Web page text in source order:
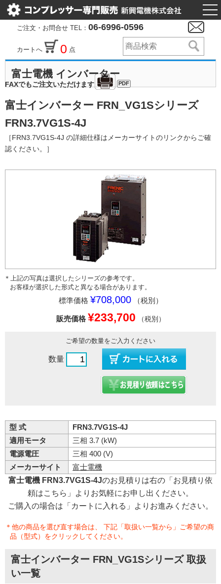
ご注文・お問合せ TEL： 06-6996-0596
カートへ 0 点
富士電機 インバーター
FAXでもご注文いただけます PDF
富士インバーター FRN_VG1Sシリーズ
FRN3.7VG1S-4J
［FRN3.7VG1S-4J の詳細仕様はメーカーサイトのリンクからご確
認ください。］
＊上記の写真は選択したシリーズの参考です。
お客様が選択した形式と異なる場合があります。
標準価格 ¥708,000 （税別）
販売価格 ¥233,700 （税別）
ご希望の数量をご入力ください
数量
型 式
FRN3.7VG1S-4J
適用モータ
三相 3.7 (kW)
電源電圧
三相 400 (V)
メーカーサイト
富士電機
富士電機 FRN3.7VG1S-4Jのお見積りは右の「お見積り依
頼はこちら」よりお気軽にお申し出ください。
ご購入の場合は「カートに入れる」よりお進みください。
＊他の商品を選び直す場合は、 下記「取扱い一覧から」ご希望の商
品（型式）をクリックしてください。
富士インバーター FRN_VG1Sシリーズ 取扱
い一覧